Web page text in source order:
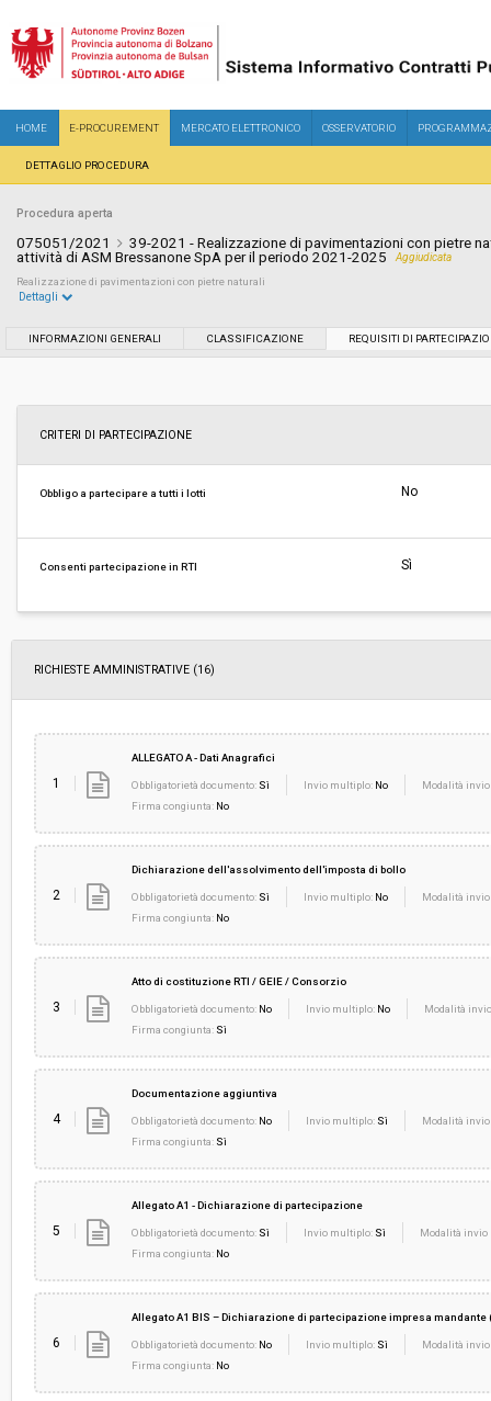
HOME E-PROCUREMENT MERCATO ELETTRONICO OSSERVATORIO
DETTAGLIO PROCEDURA
Procedura aperta
075051/2021
39-2021 - Realizzazione di pavimentazioni con pietre
attività di ASM Bressanone SpA per il periodo 2021-2025
Aggiudicata
Realizzazione di pavimentazioni con pietre naturali
Durata della Convenzione o Accordo
Data pubblicazione:
Modalità di Indizione (settori Speciali):
Dettagli
INFORMAZIONI GENERALI CLASSIFICAZIONE REQUISITI DI
CRITERI DI PARTECIPAZIONE
Obbligo a partecipare a tutti i lotti No
Consenti partecipazione in RTI Sì
RICHIESTE AMMINISTRATIVE (16)
1
ALLEGATO A - Dati Anagrafici
Obbligatorietà documento: Sì Invio multiplo: No
Modalità
Firma congiunta: No
2
Dichiarazione dell'assolvimento dell'imposta di bollo
Obbligatorietà documento: Sì Invio multiplo: No
Modalità
Firma congiunta: No
3
Atto di costituzione RTI / GEIE / Consorzio
Obbligatorietà documento: No Invio multiplo: No
Modalità
Firma congiunta: Sì
4
Documentazione aggiuntiva
Obbligatorietà documento: No Invio multiplo: Sì
Modalità
Firma congiunta: Sì
5
Allegato A1 - Dichiarazione di partecipazione
Obbligatorietà documento: Sì Invio multiplo: Sì
Modalità invio
Firma congiunta: No
6
Allegato A1 BIS – Dichiarazione di partecipazione impresa
Obbligatorietà documento: No Invio multiplo: Sì
Modalità
Firma congiunta: No